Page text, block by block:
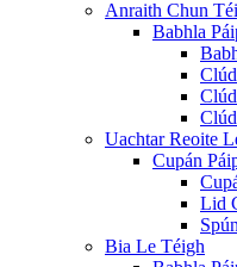
Anraith Chun
Babhla
Uachtar Reoite
Cupán
Lid
Bia Le Téigh